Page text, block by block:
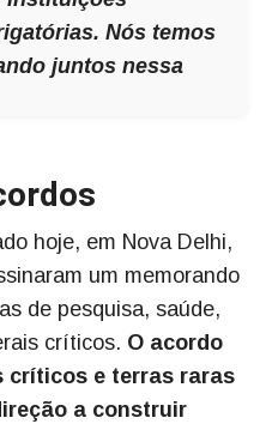
Nós temos
juntos nessa
hoje, em Nova Delhi,
um memorando
de pesquisa, saúde,
críticos. O acordo
críticos e terras raras
a construir